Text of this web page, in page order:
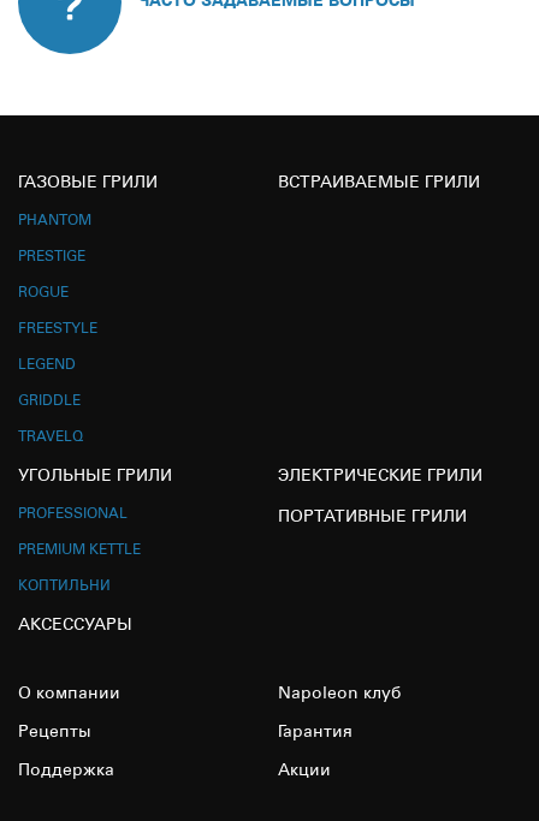
ГАЗОВЫЕ ГРИЛИ
PHANTOM
PRESTIGE
ROGUE
FREESTYLE
LEGEND
GRIDDLE
TRAVELQ
ВСТРАИВАЕМЫЕ ГРИЛИ
УГОЛЬНЫЕ ГРИЛИ
PROFESSIONAL
PREMIUM KETTLE
КОПТИЛЬНИ
ЭЛЕКТРИЧЕСКИЕ ГРИЛИ
ПОРТАТИВНЫЕ ГРИЛИ
АКСЕССУАРЫ
О компании Napoleon клуб
Рецепты Гарантия
Поддержка Акции